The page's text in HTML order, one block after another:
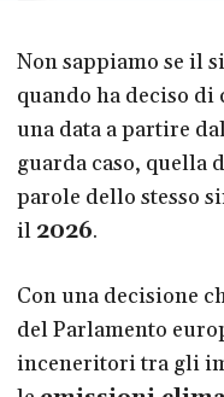
Non sappiamo se il
quando ha deciso
una data a partire
guarda caso, quella
parole dello stesso
il 2026.
Con una decisione
del Parlamento
inceneritori tra gli